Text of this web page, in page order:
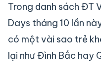
Trong danh sách ĐT
Days tháng 10 lần
có một vài sao trẻ
lại như Đình Bắc hay